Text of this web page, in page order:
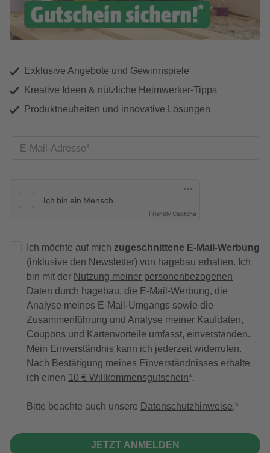
Exklusive Angebote und Gewinnspiele
Kreative Ideen & nützliche Heimwerker-Tipps
Produktneuheiten und innovative Lösungen
E-Mail-Adresse
Friendly Captcha
Ich möchte auf mich zugeschnittene E-Mail-Werbung
(inklusive den Newsletter) von hagebau erhalten. Ich
bin mit der Nutzung meiner personenbezogenen
Daten durch hagebau, die E-Mail-Werbung, die
Analyse meines E-Mail-Umgangs sowie die
Zusammenführung und Analyse meiner Kaufdaten,
Coupons und Kartenvorteile umfasst, einverstanden.
Mein Einverständnis kann ich jederzeit widerrufen.
Nach Bestätigung meines Einverständnisses erhalte
ich einen 10 € Willkommensgutschein*.
Bitte beachte auch unsere Datenschutzhinweise.
JETZT ANMELDEN